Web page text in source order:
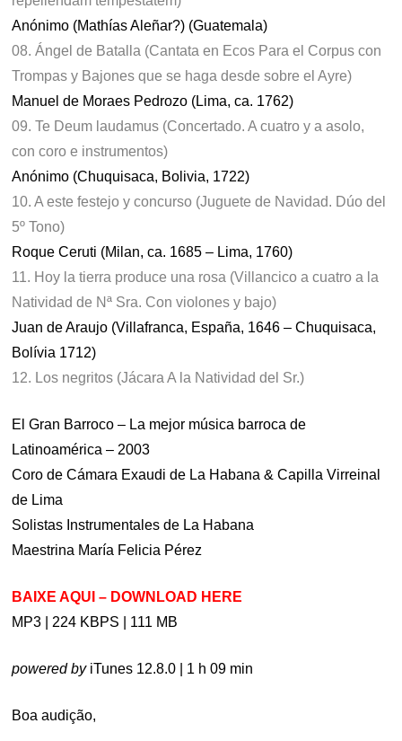
Anónimo (Mathías Aleñar?) (Guatemala)
08. Ángel de Batalla (Cantata en Ecos Para el Corpus con
Trompas y Bajones que se haga desde sobre el Ayre)
Manuel de Moraes Pedrozo (Lima, ca. 1762)
09. Te Deum laudamus (Concertado. A cuatro y a asolo,
con coro e instrumentos)
Anónimo (Chuquisaca, Bolivia, 1722)
10. A este festejo y concurso (Juguete de Navidad. Dúo del
5º Tono)
Roque Ceruti (Milan, ca. 1685 – Lima, 1760)
11. Hoy la tierra produce una rosa (Villancico a cuatro a la
Natividad de Nª Sra. Con violones y bajo)
Juan de Araujo (Villafranca, España, 1646 – Chuquisaca,
Bolívia 1712)
12. Los negritos (Jácara A la Natividad del Sr.)
El Gran Barroco – La mejor música barroca de
Latinoamérica – 2003
Coro de Cámara Exaudi de La Habana & Capilla Virreinal
de Lima
Solistas Instrumentales de La Habana
Maestrina María Felicia Pérez
BAIXE AQUI – DOWNLOAD HERE
MP3 | 224 KBPS | 111 MB
powered byiTunes 12.8.0 | 1 h 09 min
Boa audição,